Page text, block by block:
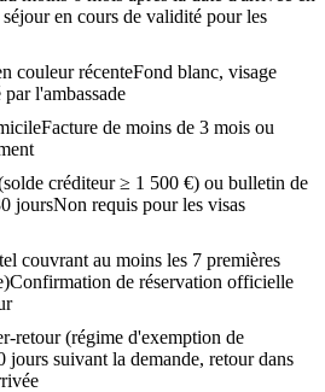
en cours de validité pour les
couleur récenteFond blanc, visage
l'ambassade
Facture de moins de 3 mois ou
créditeur ≥ 1 500 €) ou bulletin de
joursNon requis pour les visas
couvrant au moins les 7 premières
Confirmation de réservation officielle
retour (régime d'exemption de
jours suivant la demande, retour dans